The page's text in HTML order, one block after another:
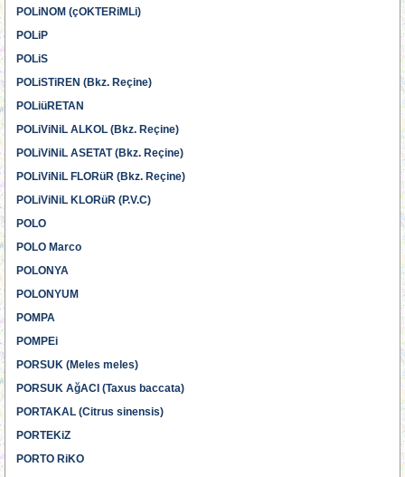
POLiNOM (çOKTERiMLi)
POLiP
POLiS
POLiSTiREN (Bkz. Reçine)
POLiüRETAN
POLiViNiL ALKOL (Bkz. Reçine)
POLiViNiL ASETAT (Bkz. Reçine)
POLiViNiL FLORüR (Bkz. Reçine)
POLiViNiL KLORüR (P.V.C)
POLO
POLO Marco
POLONYA
POLONYUM
POMPA
POMPEi
PORSUK (Meles meles)
PORSUK AğACI (Taxus baccata)
PORTAKAL (Citrus sinensis)
PORTEKiZ
PORTO RiKO